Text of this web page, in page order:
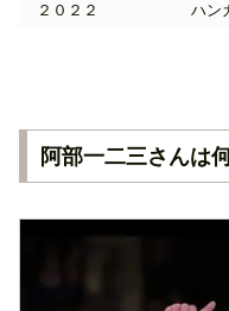
２０２２
ハン
阿部一二三さんは